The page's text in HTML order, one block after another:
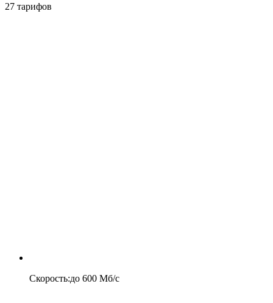
27 тарифов
Скорость:до 600 Мб/c